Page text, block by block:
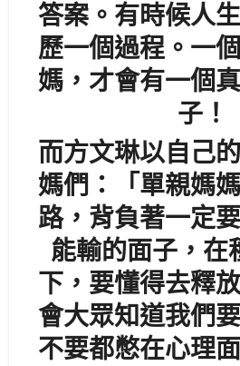
答案。有時候人
歷一個過程。一
媽，才會有一個
子！
而方文琳以自己
媽們：「單親媽
路，背負著一定
能輸的面子，在
下，要懂得去釋
會大眾知道我們
不要都憋在心理